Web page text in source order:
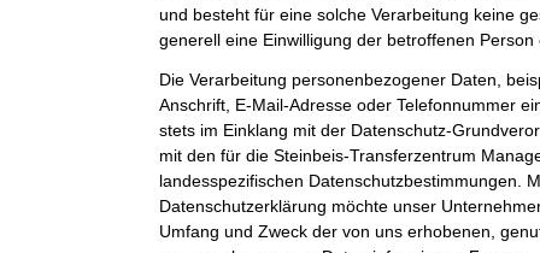
und besteht für eine solche Verarbeitung keine
generell eine Einwilligung der betroffenen Person
Die Verarbeitung personenbezogener Daten,
Anschrift, E-Mail-Adresse oder Telefonnummer
stets im Einklang mit der Datenschutz-
mit den für die Steinbeis-Transferzentrum
landesspezifischen Datenschutzbestimmungen.
Datenschutzerklärung möchte unser
Umfang und Zweck der von uns erhobenen,